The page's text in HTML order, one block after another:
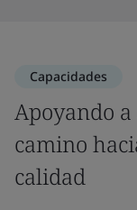
Capacidades
Apoyando
camino
calidad